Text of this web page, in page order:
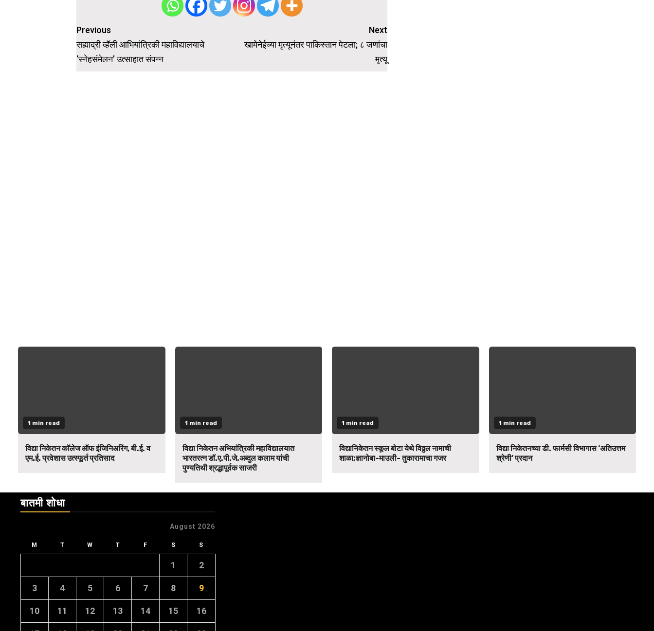
Post
navigation
Previous
सह्याद्री व्हॅली आभियांत्रिकी महाविद्यालयाचे
‘स्नेहसंमेलन’ उत्साहात संपन्न
Next
खामेनेईच्या मृत्यूनंतर पाकिस्तान पेटला; ८ जणांचा
मृत्यू
1 min read
विद्या निकेतन कॉलेज ऑफ इंजिनिअरिंग, बी.ई. व
एम.ई. प्रवेशास उत्स्फूर्त प्रतिसाद
1 min read
विद्या निकेतन अभियांत्रिकी महाविद्यालयात
भारतरत्न डॉ.ए.पी.जे.अब्दुल कलाम यांची
पुण्यतिथी श्रद्धापूर्वक साजरी
1 min read
विद्यानिकेतन स्कूल बोटा येथे विठ्ठल नामाची
शाळा;ज्ञानोबा-माउली- तुकारामाचा गजर
1 min read
विद्या निकेतनच्या डी. फार्मसी विभागास ‘अतिउत्तम
श्रेणी’ प्रदान
बातमी शोधा
August 2026
M T W T F S S
1 2
3 4 5 6 7 8 9
10 11 12 13 14 15 16